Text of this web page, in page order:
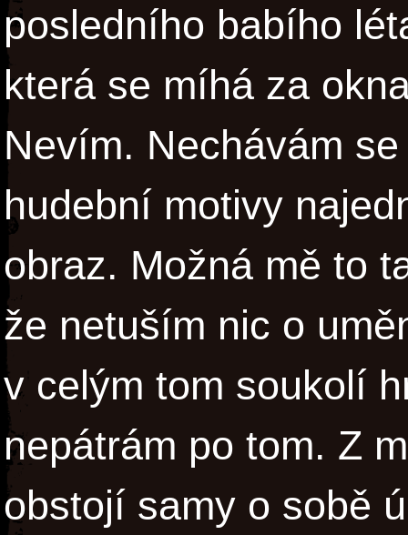
posledního babího
která se míhá za
Nevím. Nechávám
hudební motivy
obraz. Možná mě to
že netuším nic o
v celým tom soukolí
nepátrám po tom. Z
obstojí samy o sobě